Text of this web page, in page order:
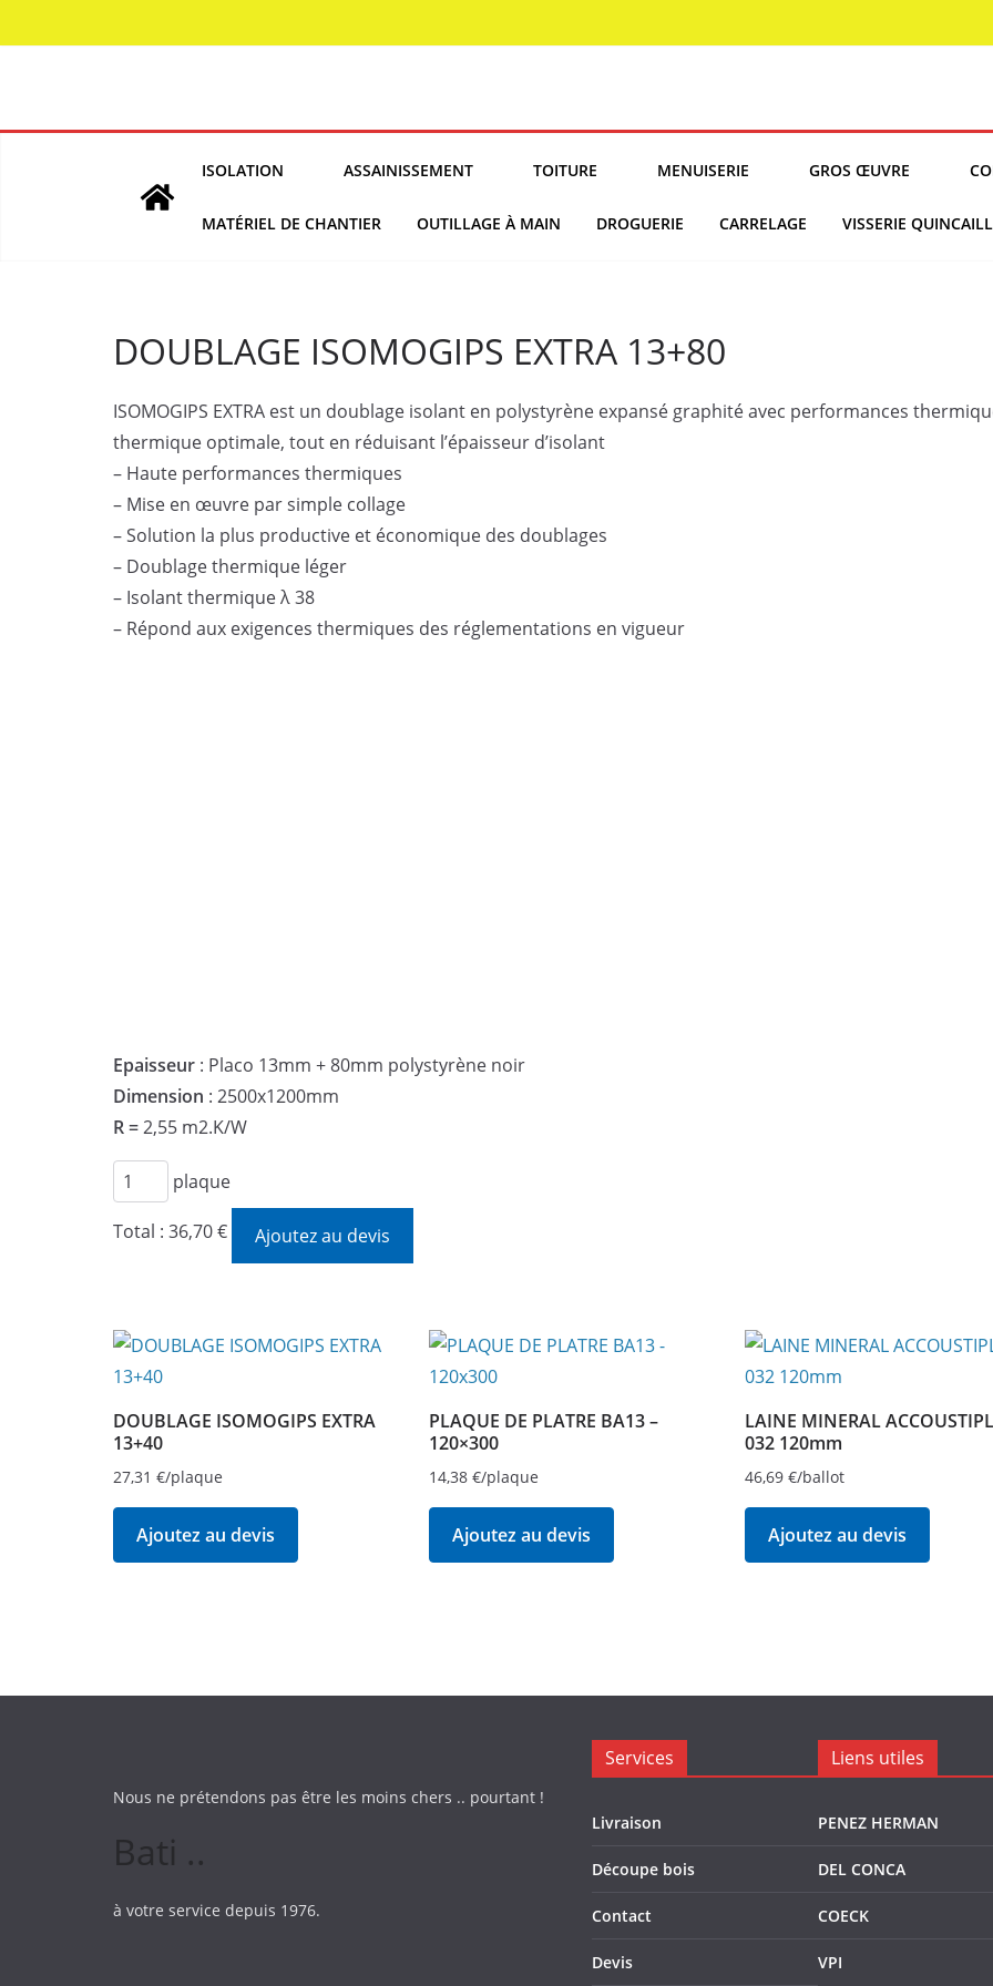
to
ISOLATION ASSAINISSEMENT TOITURE MENUISERIE GROS ŒUVRE
MATÉRIEL DE CHANTIER OUTILLAGE À MAIN DROGUERIE CARRELAGE VISSERIE
DOUBLAGE ISOMOGIPS EXTRA 13+80
ISOMOGIPS EXTRA est un doublage isolant en polystyrène expansé graphité avec performances
thermique optimale, tout en réduisant l’épaisseur d’isolant
– Haute performances thermiques
– Mise en œuvre par simple collage
– Solution la plus productive et économique des doublages
– Doublage thermique léger
– Isolant thermique λ 38
– Répond aux exigences thermiques des réglementations en vigueur
Epaisseur : Placo 13mm + 80mm polystyrène noir
Dimension : 2500x1200mm
R =2,55 m2.K/W
quantité
de
DOUBLAGE
13+80
plaque
Total : 36,70 € Ajoutez au devis
DOUBLAGE ISOMOGIPS EXTRA
13+40
27,31 €/plaque
Ajoutez au devis
PLAQUE DE PLATRE BA13 –
120×300
14,38 €/plaque
Ajoutez au devis
LAINE MINERAL
032 120mm
46,69 €/ballot
Ajoutez au devis
Nous ne prétendons pas être les moins chers .. pourtant !
Bati ..
à votre service depuis 1976.
Services
Livraison
Découpe bois
Contact
Devis
Liens utiles
PENEZ HERMAN
DEL CONCA
COECK
VPI